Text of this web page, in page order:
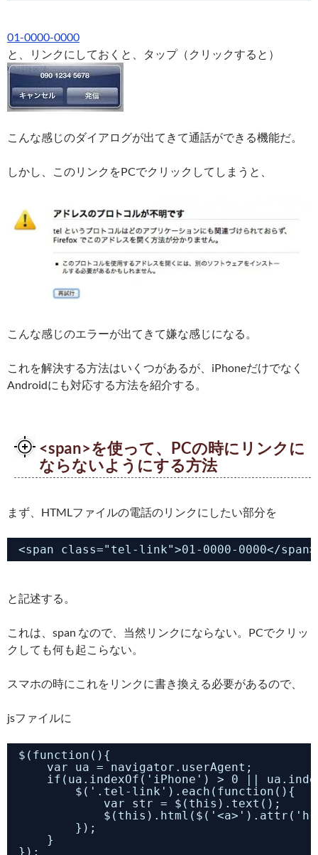
01-0000-0000
と、リンクにしておくと、タップ（クリックすると）
こんな感じのダイアログが出てきて通話ができる機能だ。
しかし、このリンクをPCでクリックしてしまうと、
こんな感じのエラーが出てきて嫌な感じになる。
これを解決する方法はいくつがあるが、iPhoneだけでなく
Androidにも対応する方法を紹介する。
<span>を使って、PCの時にリンクに
ならないようにする方法
まず、HTMLファイルの電話のリンクにしたい部分を
<span class="tel-link">01-0000-0000</span>
と記述する。
これは、span なので、当然リンクにならない。PCでクリッ
クしても何も起こらない。
スマホの時にこれをリンクに書き換える必要があるので、
jsファイルに
$(function(){
var ua = navigator.userAgent;
if(ua.indexOf('iPhone') > 0 ||
$('.tel-link').each(function(){
var str = $(this).text();
});
}
});